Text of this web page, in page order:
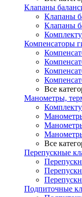
Клапаны
Клапаны
Клапаны
Компенсаторы
Все
Манометры,
Все
Перепускные
Подпиточные